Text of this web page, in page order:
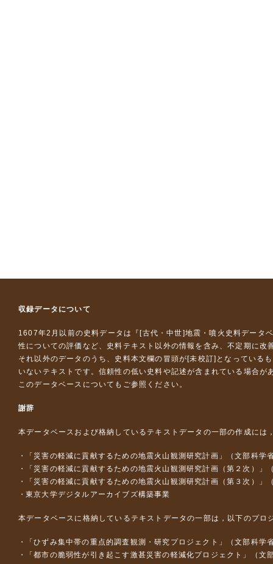
収録データについて
1607年2月以前の史料データは『 [古代・中世]地震・噴火史料データ
性についての評価など、史料テキスト以外の情報を含み、不定期に改
それ以外のデータのうち、史料本文欄の冒頭が[未校訂]となっている
いないテキストです。信頼性の低い史料や記述が含まれている場合が
このデータベースについて もご参照ください。
謝辞
本データベースおよび格納しているテキストデータの一部の作成には
「災害の軽減に貢献するための地震火山観測研究計画」（文部科学
「災害の軽減に貢献するための地震火山観測研究計画（第２次）」
「災害の軽減に貢献するための地震火山観測研究計画（第３次）」
東京大学デジタルアーカイブズ構築事業
本データベースに格納しているテキストデータの一部は，以下のプロ
「ひずみ集中帯の重点的調査観測・研究プロジェクト」（文部科
「都市の脆弱性が引き起こす激甚災害の軽減化プロジェクト」（